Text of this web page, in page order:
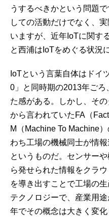
うするべきかという問題
しての活動だけでなく、
いますが、近年IoTに関す
と西浦はIoTをめぐる状況
IoTという言葉自体はドイ
0」と同時期の2013年ごろ
た感がある。しかし、そ
から言われていたFA（
M（Machine To Machine
わち工場の機械同士が情
というものだ。センサー
ら発せられた情報をクラ
を導き出すことで工場の
テクノロジーで、産業用
年でその概念は大きく変